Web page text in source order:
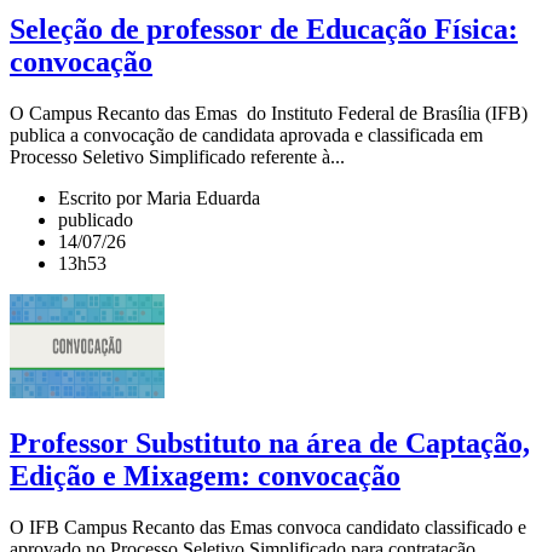
Seleção de professor de Educação Física:
convocação
O Campus Recanto das Emas do Instituto Federal de Brasília (IFB)
publica a convocação de candidata aprovada e classificada em
Processo Seletivo Simplificado referente à...
Escrito por Maria Eduarda
publicado
14/07/26
13h53
Professor Substituto na área de Captação,
Edição e Mixagem: convocação
O IFB Campus Recanto das Emas convoca candidato classificado e